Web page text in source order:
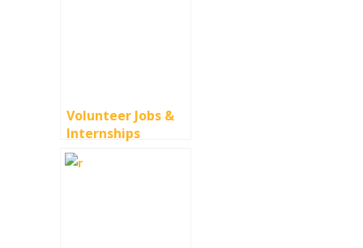
Volunteer Jobs &
Internships